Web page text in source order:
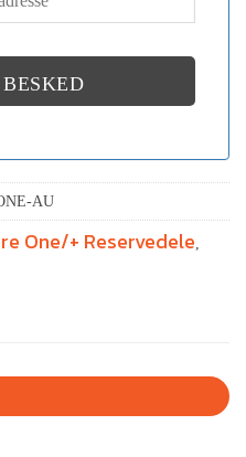
AU
One/+ Reservedele